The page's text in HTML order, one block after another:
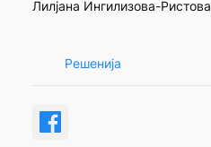
Лилјана Ингилизова-Ристова
Решенија